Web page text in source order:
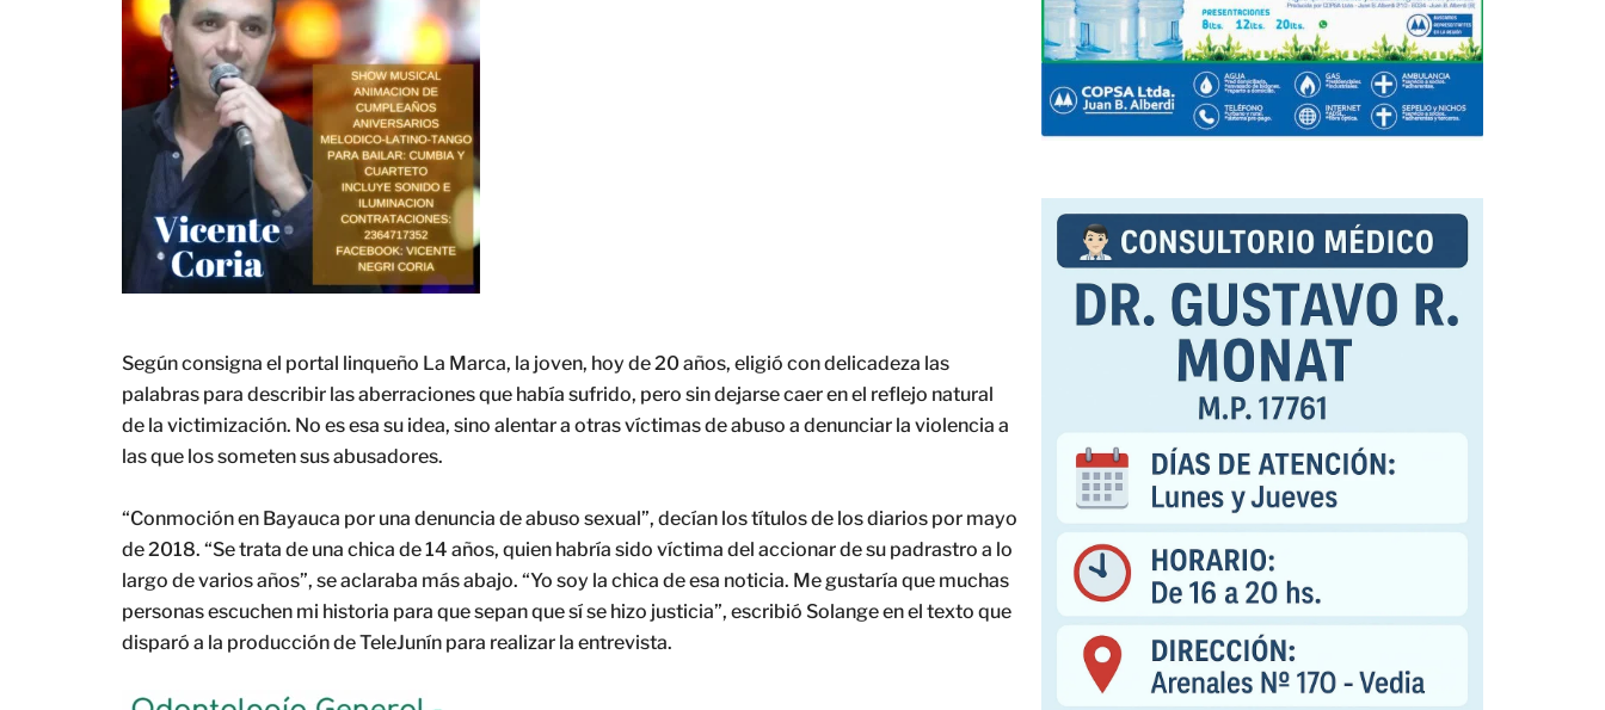
Según consigna el portal linqueño La Marca, la joven, hoy de 20 años, eligió con delicadeza las
palabras para describir las aberraciones que había sufrido, pero sin dejarse caer en el reflejo natural
de la victimización. No es esa su idea, sino alentar a otras víctimas de abuso a denunciar la violencia a
las que los someten sus abusadores.
“Conmoción en Bayauca por una denuncia de abuso sexual”, decían los títulos de los diarios por mayo
de 2018. “Se trata de una chica de 14 años, quien habría sido víctima del accionar de su padrastro a lo
largo de varios años”, se aclaraba más abajo. “Yo soy la chica de esa noticia. Me gustaría que muchas
personas escuchen mi historia para que sepan que sí se hizo justicia”, escribió Solange en el texto que
disparó a la producción de TeleJunín para realizar la entrevista.